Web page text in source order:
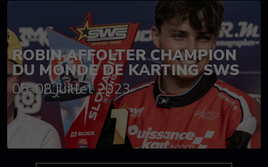
ROBIN AFFOLTER CHAMPION
DU MONDE DE KARTING SWS
05-08 juillet 2023